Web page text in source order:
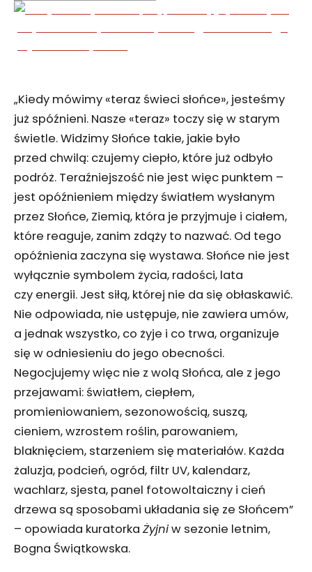
„Kiedy mówimy «teraz świeci słońce», jesteśmy
już spóźnieni. Nasze «teraz» toczy się w starym
świetle. Widzimy Słońce takie, jakie było
przed chwilą: czujemy ciepło, które już odbyło
podróż. Teraźniejszość nie jest więc punktem –
jest opóźnieniem między światłem wysłanym
przez Słońce, Ziemią, która je przyjmuje i ciałem,
które reaguje, zanim zdąży to nazwać. Od tego
opóźnienia zaczyna się wystawa. Słońce nie jest
wyłącznie symbolem życia, radości, lata
czy energii. Jest siłą, której nie da się obłaskawić.
Nie odpowiada, nie ustępuje, nie zawiera umów,
a jednak wszystko, co żyje i co trwa, organizuje
się w odniesieniu do jego obecności.
Negocjujemy więc nie z wolą Słońca, ale z jego
przejawami: światłem, ciepłem,
promieniowaniem, sezonowością, suszą,
cieniem, wzrostem roślin, parowaniem,
blaknięciem, starzeniem się materiałów. Każda
żaluzja, podcień, ogród, filtr UV, kalendarz,
wachlarz, sjesta, panel fotowoltaiczny i cień
drzewa są sposobami układania się ze Słońcem”
– opowiada kuratorka Żyjniw sezonie letnim,
Bogna Świątkowska.